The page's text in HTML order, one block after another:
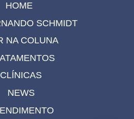
HOME
SCHMIDT
NA COLUNA
CLÍNICAS
NEWS